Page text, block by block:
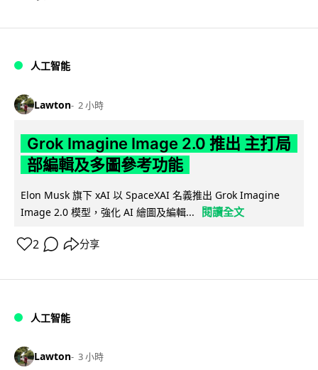
人工智能
Lawton 2 小時
Grok Imagine Image 2.0 推出 主打局
部編輯及多圖參考功能
Elon Musk 旗下 xAI 以 SpaceXAI 名義推出 Grok Imagine
Image 2.0 模型，強化 AI 繪圖及編輯...
閱讀全文
2 分享
人工智能
Lawton 3 小時